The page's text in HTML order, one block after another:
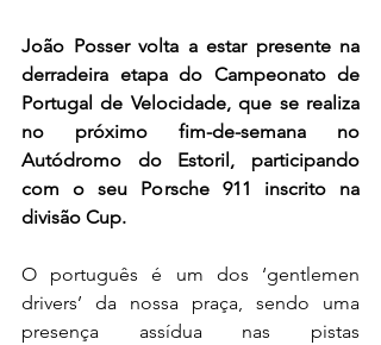
João Posser volta a estar presente na
derradeira etapa do Campeonato de
Portugal de Velocidade, que se realiza
no próximo fim-de-semana no
Autódromo do Estoril, participando
com o seu Porsche 911 inscrito na
divisão Cup.
O português é um dos ‘gentlemen
drivers’ da nossa praça, sendo uma
presença assídua nas pistas